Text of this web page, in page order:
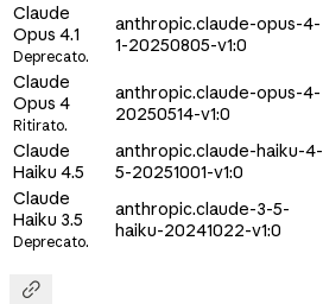
Claude
Opus 4.1
Deprecato.
anthropic.claude-opus-4-
1-20250805-v1:0
Claude
Opus 4
Ritirato.
anthropic.claude-opus-4-
20250514-v1:0
Claude
Haiku 4.5
anthropic.claude-haiku-4-
5-20251001-v1:0
Claude
Haiku 3.5
Deprecato.
anthropic.claude-3-5-
haiku-20241022-v1:0
